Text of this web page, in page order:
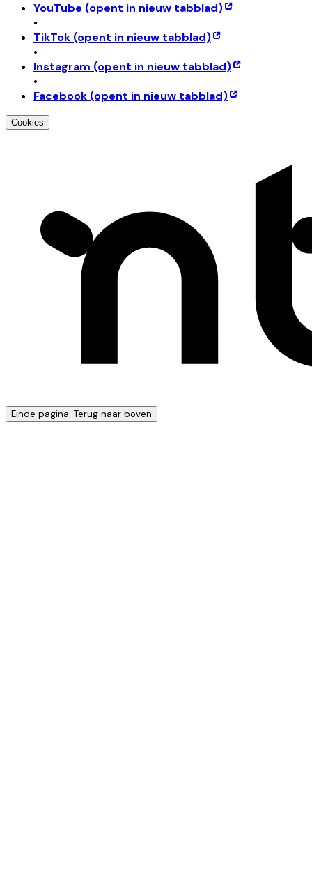
YouTube (opent in nieuw tabblad)
•
TikTok (opent in nieuw tabblad)
•
Instagram (opent in nieuw tabblad)
•
Facebook (opent in nieuw tabblad)
Cookies
Einde pagina. Terug naar boven